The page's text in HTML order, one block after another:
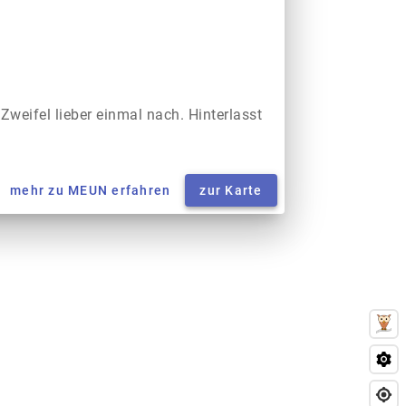
lieber einmal nach. Hinterlasst
mehr zu MEUN erfahren zur Karte